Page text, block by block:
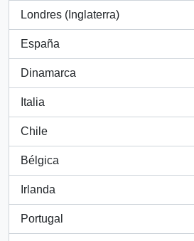
Londres (Inglaterra)
, 3 results
España
, 2 results
Dinamarca
, 2 results
Italia
, 2 results
Chile
, 2 results
Bélgica
, 2 results
Irlanda
, 2 results
Portugal
, 2 results